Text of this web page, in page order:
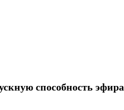
способность эфира